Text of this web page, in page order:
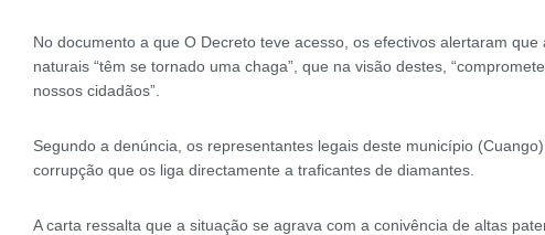
No documento a que O Decreto teve acesso, os efectivos alertaram
naturais “têm se tornado uma chaga”, que na visão destes,
nossos cidadãos”.
Segundo a denúncia, os representantes legais deste município
corrupção que os liga directamente a traficantes de diamantes.
A carta ressalta que a situação se agrava com a conivência de altas